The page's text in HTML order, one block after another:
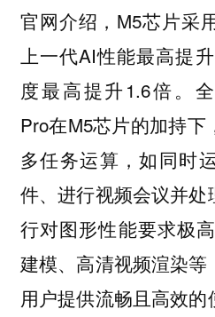
官网介绍，M5芯片采
上一代AI性能最高提
度最高提升1.6倍。
Pro在M5芯片的加持
多任务运算，如同时
件、进行视频会议并
行对图形性能要求极
建模、高清视频渲染
用户提供流畅且高效